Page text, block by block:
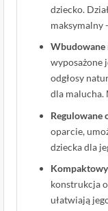
dziecko.
maksymalny
wyposażone
odgłosy
dla malucha.
Regulowane
oparcie,
dziecka dla
konstrukcja
ułatwiają